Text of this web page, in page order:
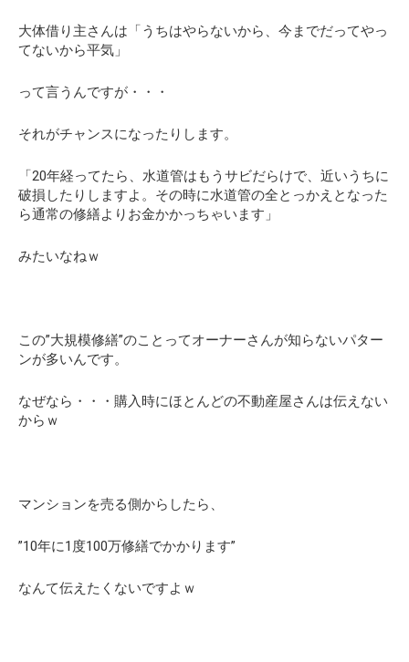
大体借り主さんは「うちはやらないから、今までだってやっ
てないから平気」
って言うんですが・・・
それがチャンスになったりします。
「20年経ってたら、水道管はもうサビだらけで、近いうちに
破損したりしますよ。その時に水道管の全とっかえとなった
ら通常の修繕よりお金かかっちゃいます」
みたいなねｗ
この”大規模修繕”のことってオーナーさんが知らないパター
ンが多いんです。
なぜなら・・・購入時にほとんどの不動産屋さんは伝えない
からｗ
マンションを売る側からしたら、
”10年に1度100万修繕でかかります”
なんて伝えたくないですよｗ